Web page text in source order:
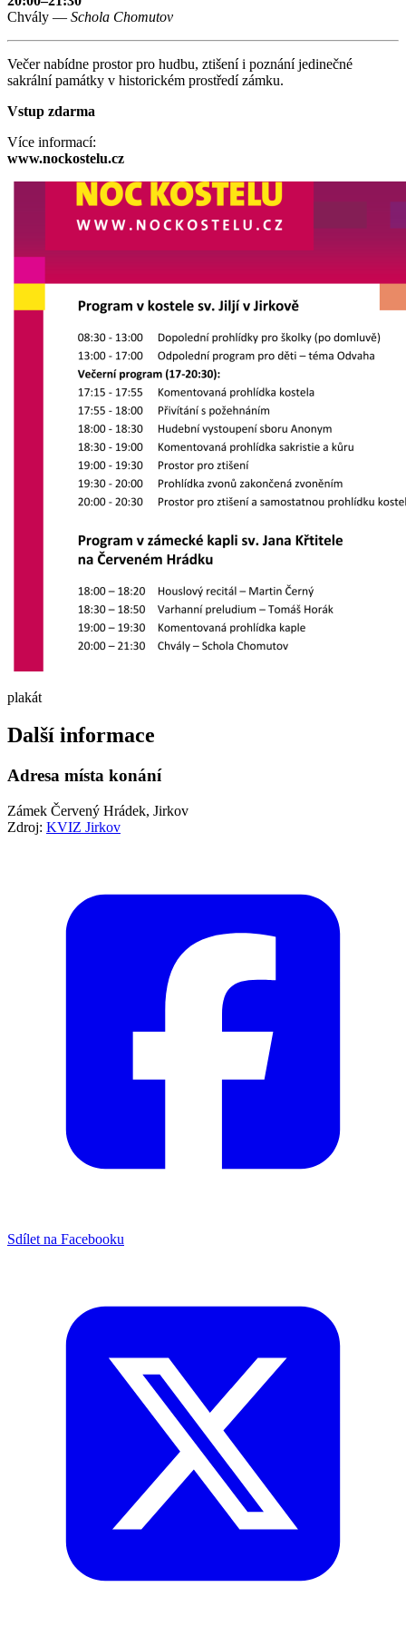
Chvály — Schola Chomutov
Večer nabídne prostor pro hudbu, ztišení i poznání jedinečné
sakrální památky v historickém prostředí zámku.
Vstup zdarma
Více informací:
www.nockostelu.cz
plakát
Další informace
Adresa místa konání
Zámek Červený Hrádek, Jirkov
Zdroj: KVIZ Jirkov
Sdílet na Facebooku